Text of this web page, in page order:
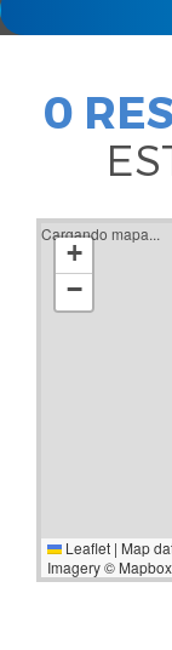
0
Cargando mapa...
+
−
Leaflet | Map
Imagery © Mapbox